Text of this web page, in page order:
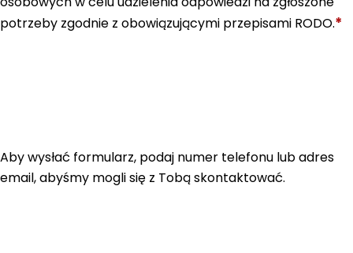
potrzeby zgodnie z obowiązującymi przepisami RODO.*
Aby wysłać formularz, podaj numer telefonu lub adres
email, abyśmy mogli się z Tobą skontaktować.